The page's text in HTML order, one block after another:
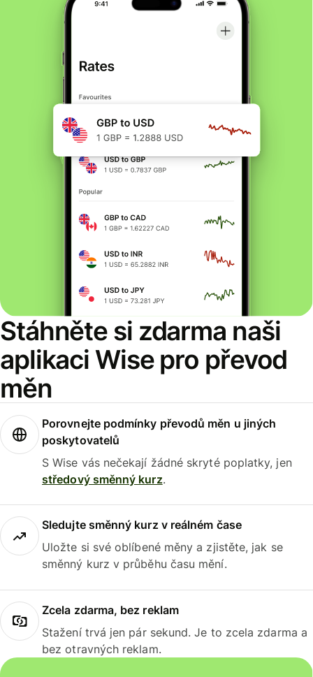
Stáhněte si zdarma naši
aplikaci Wise pro převod
měn
Porovnejte podmínky převodů měn u jiných
poskytovatelů
S Wise vás nečekají žádné skryté poplatky, jen
středový směnný kurz.
Sledujte směnný kurz v reálném čase
Uložte si své oblíbené měny a zjistěte, jak se
směnný kurz v průběhu času mění.
Zcela zdarma, bez reklam
Stažení trvá jen pár sekund. Je to zcela zdarma a
bez otravných reklam.